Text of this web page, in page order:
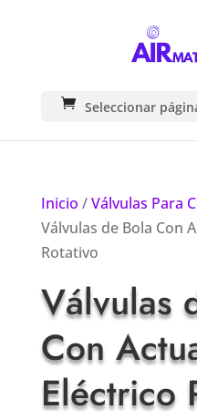
Seleccionar
Inicio /Válvulas Para
Válvulas de Bola Con
Rotativo
Válvulas
Con
Eléctrico